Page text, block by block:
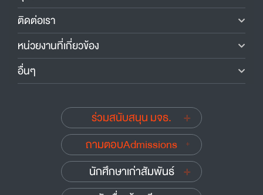
ติดต่อเรา
หน่วยงานที่เกี่ยวข้อง
อื่นๆ
ร่วมสนับสนุน มจธ.
ถามตอบAdmissions
นักศึกษาเก่าสัมพันธ์